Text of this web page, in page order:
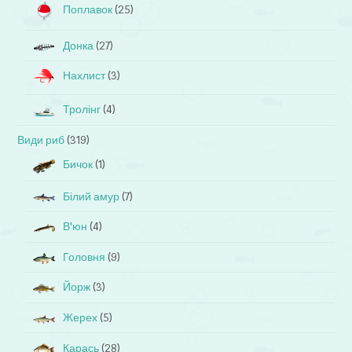
Поплавок (25)
Донка (27)
Нахлист(3)
Тролінг (4)
Види риб (319)
Бичок (1)
Білий амур (7)
В'юн (4)
Головня (9)
Йорж (3)
Жерех (5)
Карась (28)